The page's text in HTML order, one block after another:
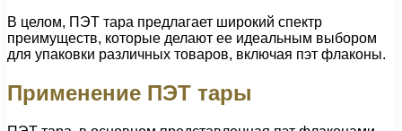
В целом, ПЭТ тара предлагает широкий спектр
преимуществ, которые делают ее идеальным выбором
для упаковки различных товаров, включая пэт флаконы.
Применение ПЭТ тары